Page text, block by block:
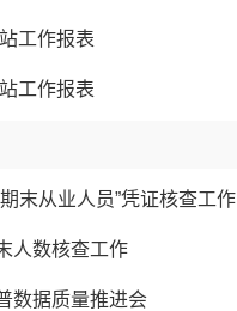
工作报表
工作报表
末从业人员”凭证核查工作
人数核查工作
数据质量推进会